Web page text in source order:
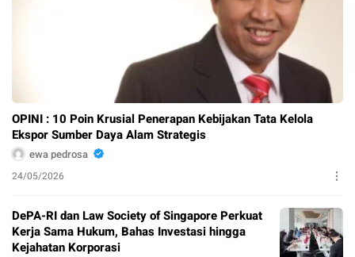
OPINI : 10 Poin Krusial Penerapan Kebijakan Tata Kelola
Ekspor Sumber Daya Alam Strategis
ewa pedrosa
24/05/2026
DePA-RI dan Law Society of Singapore Perkuat
Kerja Sama Hukum, Bahas Investasi hingga
Kejahatan Korporasi